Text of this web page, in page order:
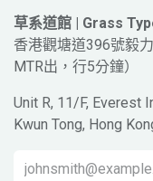
草系道館 | Grass
香港觀塘道396號毅
MTR出，行5分鐘）
Unit R, 11/F, Everest
Kwun Tong, Hong